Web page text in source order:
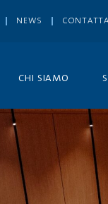
NEWS
CHI SIAMO